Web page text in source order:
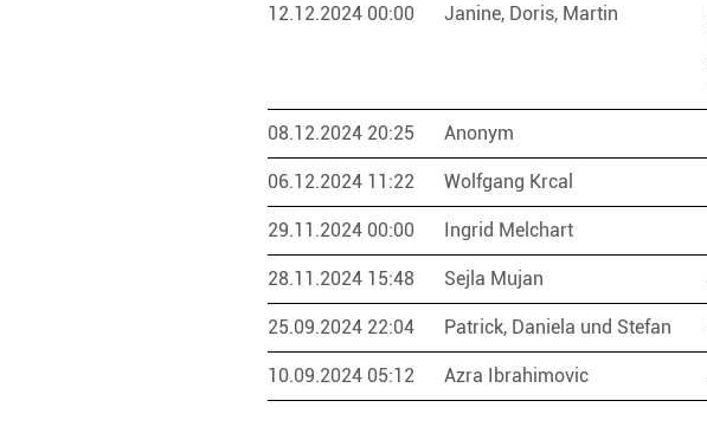
12.12.2024 00:00 Janine, Doris, Martin
08.12.2024 20:25 Anonym
06.12.2024 11:22 Wolfgang Krcal
29.11.2024 00:00 Ingrid Melchart
28.11.2024 15:48 Sejla Mujan
25.09.2024 22:04 Patrick, Daniela und Stefan
10.09.2024 05:12 Azra Ibrahimovic